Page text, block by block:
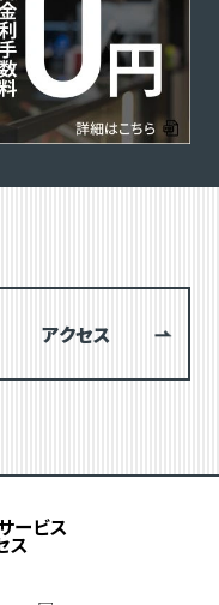
アクセス
ービス
ス